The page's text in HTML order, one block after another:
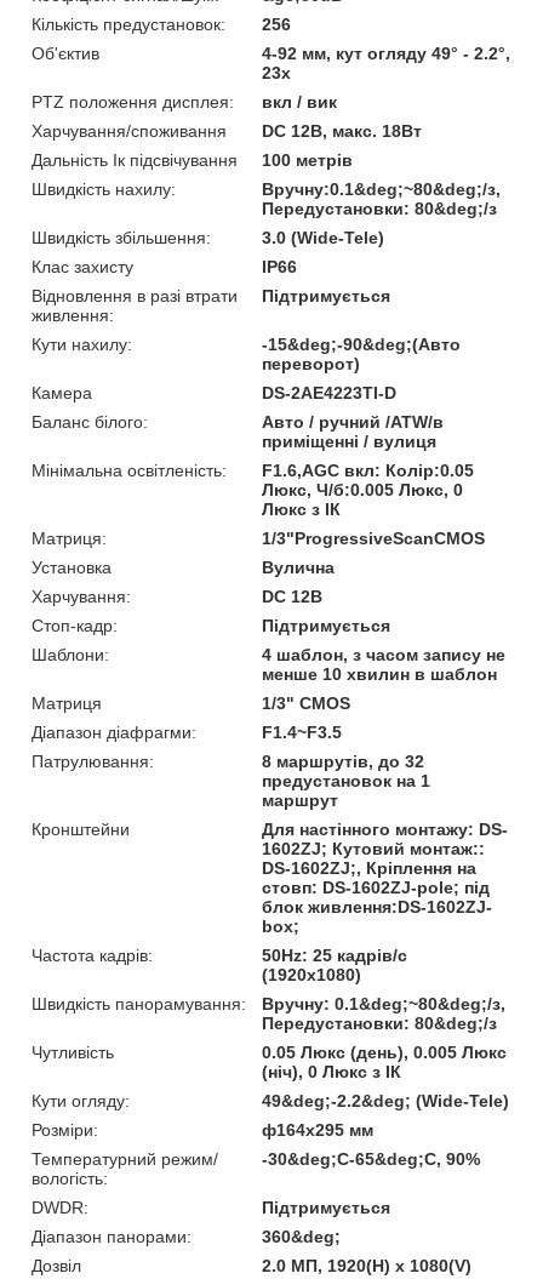
Кількість предустановок:
256
Об'єктив
4-92 мм, кут огляду 49° - 2.2°,
23x
PTZ положення дисплея:
вкл / вик
Харчування/споживання
DC 12В, макс. 18Вт
Дальність Ік підсвічування
100 метрів
Швидкість нахилу:
Вручну:0.1&deg;~80&deg;/з,
Передустановки: 80&deg;/з
Швидкість збільшення:
3.0 (Wide-Tele)
Клас захисту
IP66
Відновлення в разі втрати
живлення:
Підтримується
Кути нахилу:
-15&deg;-90&deg;(Авто
переворот)
Камера
DS-2AE4223TI-D
Баланс білого:
Авто / ручний /ATW/в
приміщенні / вулиця
Мінімальна освітленість:
F1.6,AGC вкл: Колір:0.05
Люкс, Ч/б:0.005 Люкс, 0
Люкс з ІК
Матриця:
1/3"ProgressiveScanCMOS
Установка
Вулична
Харчування:
DC 12В
Стоп-кадр:
Підтримується
Шаблони:
4 шаблон, з часом запису не
менше 10 хвилин в шаблон
Матриця
1/3" CMOS
Діапазон діафрагми:
F1.4~F3.5
Патрулювання:
8 маршрутів, до 32
предустановок на 1
маршрут
Кронштейни
Для настінного монтажу: DS-
1602ZJ; Кутовий монтаж::
DS-1602ZJ;, Кріплення на
стовп: DS-1602ZJ-pole; під
блок живлення:DS-1602ZJ-
box;
Частота кадрів:
50Hz: 25 кадрів/с
(1920х1080)
Швидкість панорамування:
Вручну: 0.1&deg;~80&deg;/з,
Передустановки: 80&deg;/з
Чутливість
0.05 Люкс (день), 0.005 Люкс
(ніч), 0 Люкс з ІК
Кути огляду:
49&deg;-2.2&deg; (Wide-Tele)
Розміри:
ф164х295 мм
Температурний режим/
вологість:
-30&deg;C-65&deg;C, 90%
DWDR:
Підтримується
Діапазон панорами:
360&deg;
Дозвіл
2.0 МП, 1920(H) х 1080(V)